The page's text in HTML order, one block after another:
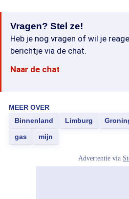
Vragen? Stel ze!
Heb je nog vragen of wil je
berichtje via de chat.
Naar de chat
MEER OVER
Binnenland
Limburg
gas mijn
Advertentie via